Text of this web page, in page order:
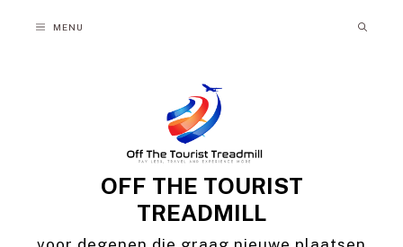
MENU
OFF THE TOURIST
TREADMILL